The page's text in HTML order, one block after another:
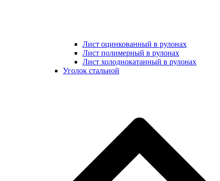
Лист оцинкованный в рулонах
Лист полимерный в рулонах
Лист холоднокатанный в рулонах
Уголок стальной